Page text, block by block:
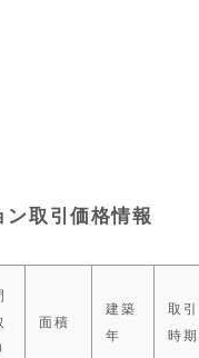
ン取引価格情報
面積
建築
年
取引
時期